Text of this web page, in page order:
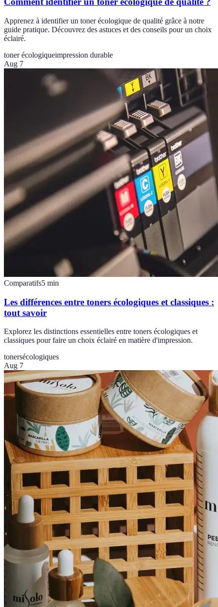
Apprenez à identifier un toner écologique de qualité grâce à notre
guide pratique. Découvrez des astuces et des conseils pour un choix
éclairé.
toner écologiqueimpression durable
Aug 7
Comparatifs5 min
Les différences entre toners écologiques et classiques :
tout savoir
Explorez les distinctions essentielles entre toners écologiques et
classiques pour faire un choix éclairé en matière d'impression.
tonersécologiques
Aug 7